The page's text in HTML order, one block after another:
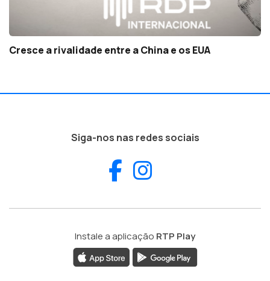
Cresce a rivalidade entre a China e os EUA
Siga-nos nas redes sociais
Facebook
Instale a aplicação RTP Play